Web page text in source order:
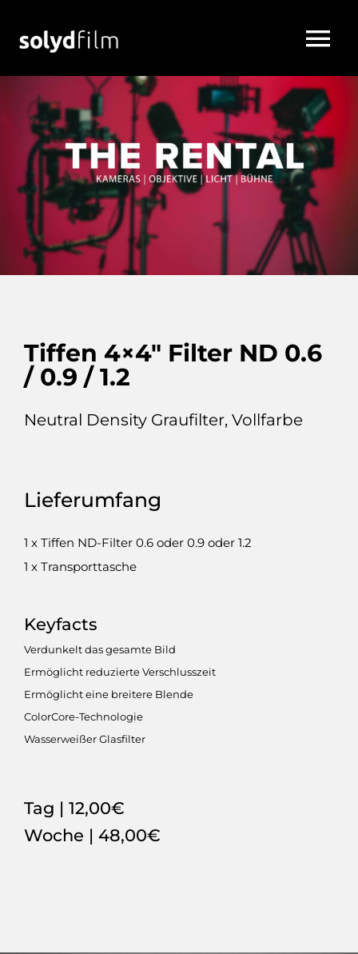
Tiffen 4×4″ Filter ND 0.6
/ 0.9 / 1.2
Neutral Density Graufilter, Vollfarbe
Lieferumfang
1 x Tiffen ND-Filter 0.6 oder 0.9 oder 1.2
1 x Transporttasche
Keyfacts
Verdunkelt das gesamte Bild
Ermöglicht reduzierte Verschlusszeit
Ermöglicht eine breitere Blende
ColorCore-Technologie
Wasserweißer Glasfilter
Tag | 12,00€
Woche | 48,00€